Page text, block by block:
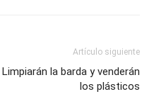
Artículo siguiente
Limpiarán la barda y venderán
los plásticos